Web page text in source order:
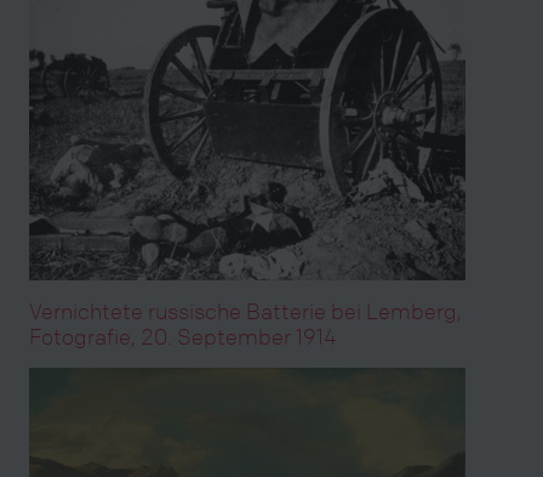
Vernichtete russische Batterie bei Lemberg,
Fotografie, 20. September 1914